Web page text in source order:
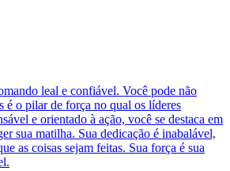
leal e confiável. Você pode não
é o pilar de força no qual os líderes
e orientado à ação, você se destaca em
sua matilha. Sua dedicação é inabalável,
as coisas sejam feitas. Sua força é sua